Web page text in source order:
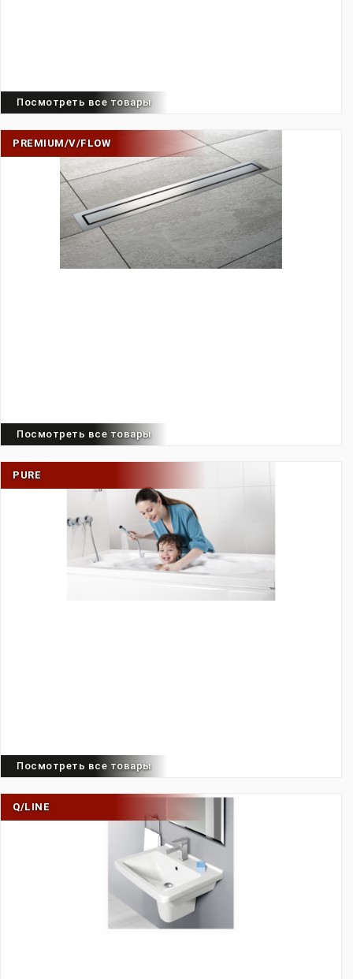
Посмотреть все товары
PREMIUM/V/FLOW
Посмотреть все товары
PURE
Посмотреть все товары
Q/LINE